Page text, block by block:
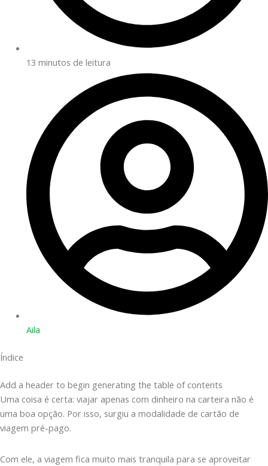
13 minutos de leitura
Aila
Índice
Add a header to begin generating the table of contents
Uma coisa é certa: viajar apenas com dinheiro na carteira não é
uma boa opção. Por isso, surgiu a modalidade de cartão de
viagem pré-pago.
Com ele, a viagem fica muito mais tranquila para se aproveitar